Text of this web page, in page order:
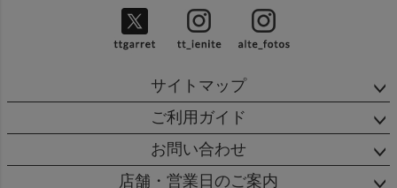
サイトマップ
ご利用ガイド
お問い合わせ
店舗・営業日のご案内